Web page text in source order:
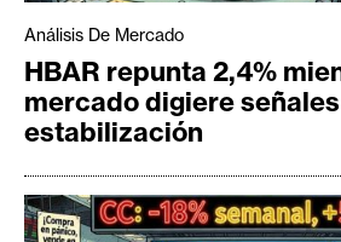
Análisis De Mercado
HBAR repunta 2,4%
mercado digiere
estabilización